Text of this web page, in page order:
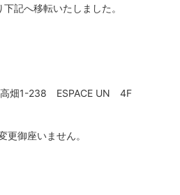
記へ移転いたしました。
高畑1-238 ESPACE UN 4F
更御座いません。